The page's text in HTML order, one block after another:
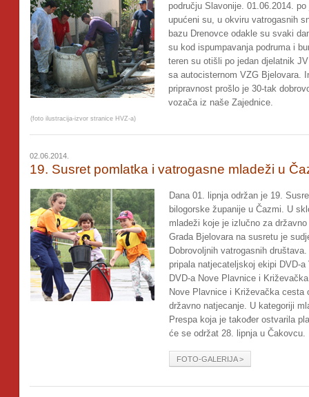
području Slavonije. 01.06.2014.
upućeni su, u okviru vatrogasnih
bazu Drenovce odakle su svaki
su kod ispumpavanja podruma i
teren su otišli po jedan djelatnik
sa autocisternom VZG Bjelovara.
pripravnost prošlo je 30-tak
vozača iz naše Zajednice.
(foto ilustracija-izvor stranice HVZ-a)
02.06.2014.
19. Susret pomlatka i vatrogasne mladeži u
Dana 01. lipnja održan je 19.
bilogorske županije u Čazmi. U
mladeži koje je izlučno za
Grada Bjelovara na susretu je
Dobrovoljnih vatrogasnih
pripala natjecateljskoj ekipi DVD-
DVD-a Nove Plavnice i
Nove Plavnice i Križevačka cesta
državno natjecanje. U kategoriji
Prespa koja je također ostvarila
će se održat 28. lipnja u Čakovcu.
FOTO-GALERIJA >